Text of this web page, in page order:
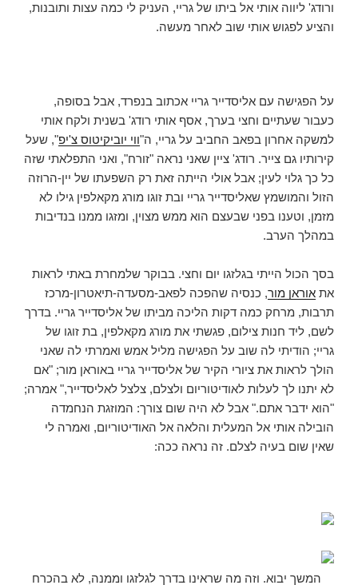
ורודג' ליווה אותי אל ביתו של גריי, העניק לי כמה עצות ותובנות,
והציע לפגוש אותי שוב לאחר מעשה.
על הפגישה עם אליסדייר גריי אכתוב בנפרד, אבל בסופה,
כעבור שעתיים וחצי בערך, אסף אותי רודג' בשנית ולקח אותי
למשקה אחרון בפאב החביב על גריי, ה"ווי יוביקיטוס צ'יפ", שעל
קירותיו גם צייר. רודג' ציין שאני נראה "זורח", ואני התפלאתי שזה
כל כך גלוי לעין; אבל אולי הייתה זאת רק השפעתו של יין-הרוזה
הזול והמושמץ שאליסדייר גריי ובת זוגו מורג מקאלפין גילו לא
מזמן, וטענו בפני שבעצם הוא ממש מצוין, ומזגו ממנו בנדיבות
במהלך הערב.
בסך הכול הייתי בגלזגו יום וחצי. בבוקר שלמחרת באתי לראות
אוראן מור, כנסיה שהפכה לפאב-מסעדה-תיאטרון-מרכז
תרבות, מרחק כמה דקות הליכה מביתו של אליסדייר גריי. בדרך
לשם, ליד חנות צילום, פגשתי את מורג מקאלפין, בת זוגו של
גריי; הודיתי לה שוב על הפגישה מליל אמש ואמרתי לה שאני
הולך לראות את ציורי הקיר של אליסדייר גריי באוראן מור; "אם
לא יתנו לך לעלות לאודיטוריום ולצלם, צלצל לאליסדייר," אמרה;
"הוא ידבר אתם." אבל לא היה שום צורך: המוזגת הנחמדה
הובילה אותי אל המעלית והלאה אל האודיטוריום, ואמרה לי
שאין שום בעיה לצלם. זה נראה ככה:
המשך יבוא. וזה מה שראינו בדרך לגלזגו וממנה, לא בהכרח